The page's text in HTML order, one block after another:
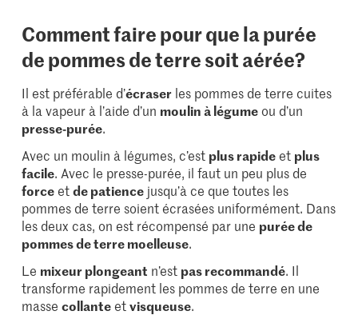
Comment faire pour que la purée
de pommes de terre soit aérée?
Il est préférable d’écraser les pommes de terre cuites
à la vapeur à l’aide d’un moulin à légumeou d’un
presse-purée.
Avec un moulin à légumes, c’est plus rapideet plus
facile. Avec le presse-purée, il faut un peu plus de
forceetde patience jusqu’à ce que toutes les
pommes de terre soient écrasées uniformément. Dans
les deux cas, on est récompensé par une purée de
pommes de terre moelleuse.
Le mixeur plongeant n’est pas recommandé. Il
transforme rapidement les pommes de terre en une
massecollanteetvisqueuse.